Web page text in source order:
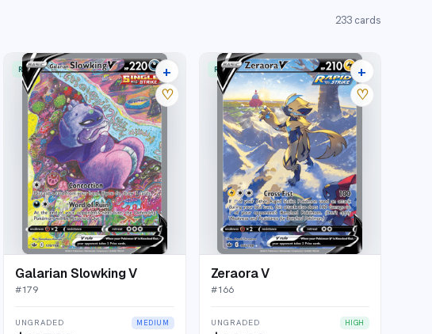
233 cards
RARE ULTRA 27 listings
+
♡
Galarian Slowking V
#179
UNGRADED MEDIUM
RARE ULTRA 29 listings
+
♡
Zeraora V
#166
UNGRADED HIGH